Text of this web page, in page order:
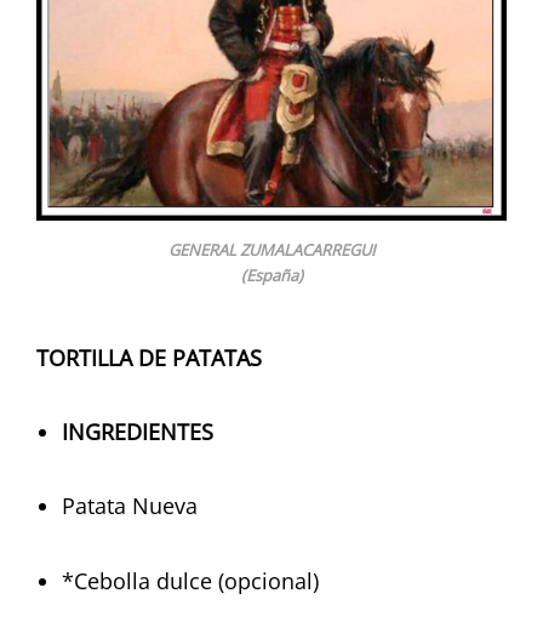
GENERAL ZUMALACARREGUI
(España)
TORTILLA DE PATATAS
INGREDIENTES
Patata Nueva
*Cebolla dulce (opcional)